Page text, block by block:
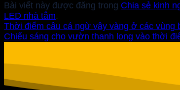
Bài viết này được đăng trong Chia sẻ kinh
LED nhà tắm.
Thời điểm câu cá ngừ vây vàng ở các vùng
Chiếu sáng cho vườn thanh long vào thời